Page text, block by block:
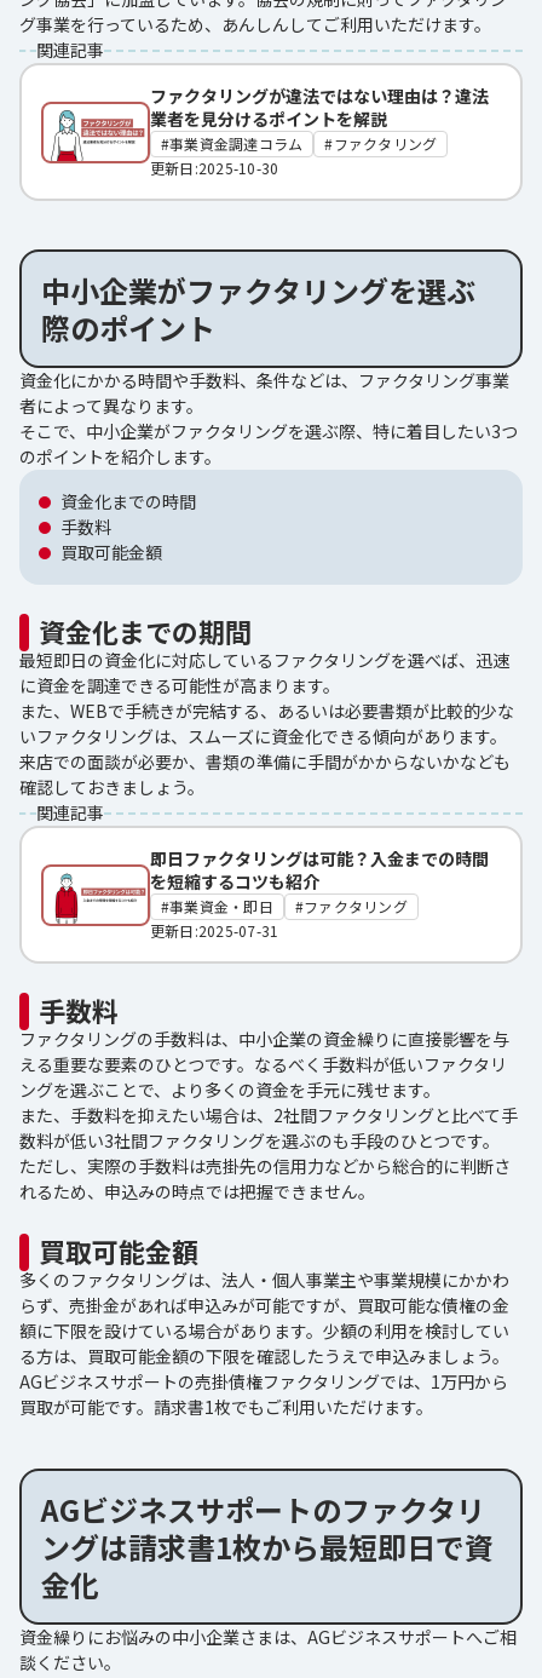
グ事業を行っているため、あんしんしてご利用いただけます。
関連記事
ファクタリングが違法ではない理由は？違法
業者を見分けるポイントを解説
事業資金調達コラム
ファクタリング
更新日:2025-10-30
中小企業がファクタリングを選ぶ
際のポイント
資金化にかかる時間や手数料、条件などは、ファクタリング事業
者によって異なります。
そこで、中小企業がファクタリングを選ぶ際、特に着目したい3つ
のポイントを紹介します。
資金化までの時間
手数料
買取可能金額
資金化までの期間
最短即日の資金化に対応しているファクタリングを選べば、迅速
に資金を調達できる可能性が高まります。
また、WEBで手続きが完結する、あるいは必要書類が比較的少な
いファクタリングは、スムーズに資金化できる傾向があります。
来店での面談が必要か、書類の準備に手間がかからないかなども
確認しておきましょう。
関連記事
即日ファクタリングは可能？入金までの時間
を短縮するコツも紹介
事業資金・即日
ファクタリング
更新日:2025-07-31
手数料
ファクタリングの手数料は、中小企業の資金繰りに直接影響を与
える重要な要素のひとつです。なるべく手数料が低いファクタリ
ングを選ぶことで、より多くの資金を手元に残せます。
また、手数料を抑えたい場合は、2社間ファクタリングと比べて手
数料が低い3社間ファクタリングを選ぶのも手段のひとつです。
ただし、実際の手数料は売掛先の信用力などから総合的に判断さ
れるため、申込みの時点では把握できません。
買取可能金額
多くのファクタリングは、法人・個人事業主や事業規模にかかわ
らず、売掛金があれば申込みが可能ですが、買取可能な債権の金
額に下限を設けている場合があります。少額の利用を検討してい
る方は、買取可能金額の下限を確認したうえで申込みましょう。
AGビジネスサポートの売掛債権ファクタリングでは、1万円から
買取が可能です。請求書1枚でもご利用いただけます。
AGビジネスサポートのファクタリ
ングは請求書1枚から最短即日で資
金化
資金繰りにお悩みの中小企業さまは、AGビジネスサポートへご相
談ください。